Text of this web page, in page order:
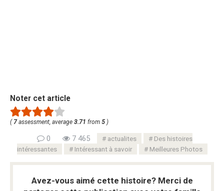
Noter cet article
( 7assessment, average 3.71 from 5 )
0 7 465 actualites
Des histoires
intéressantes
Intéressant à savoir Meilleures Photos
Avez-vous aimé cette histoire? Merci de